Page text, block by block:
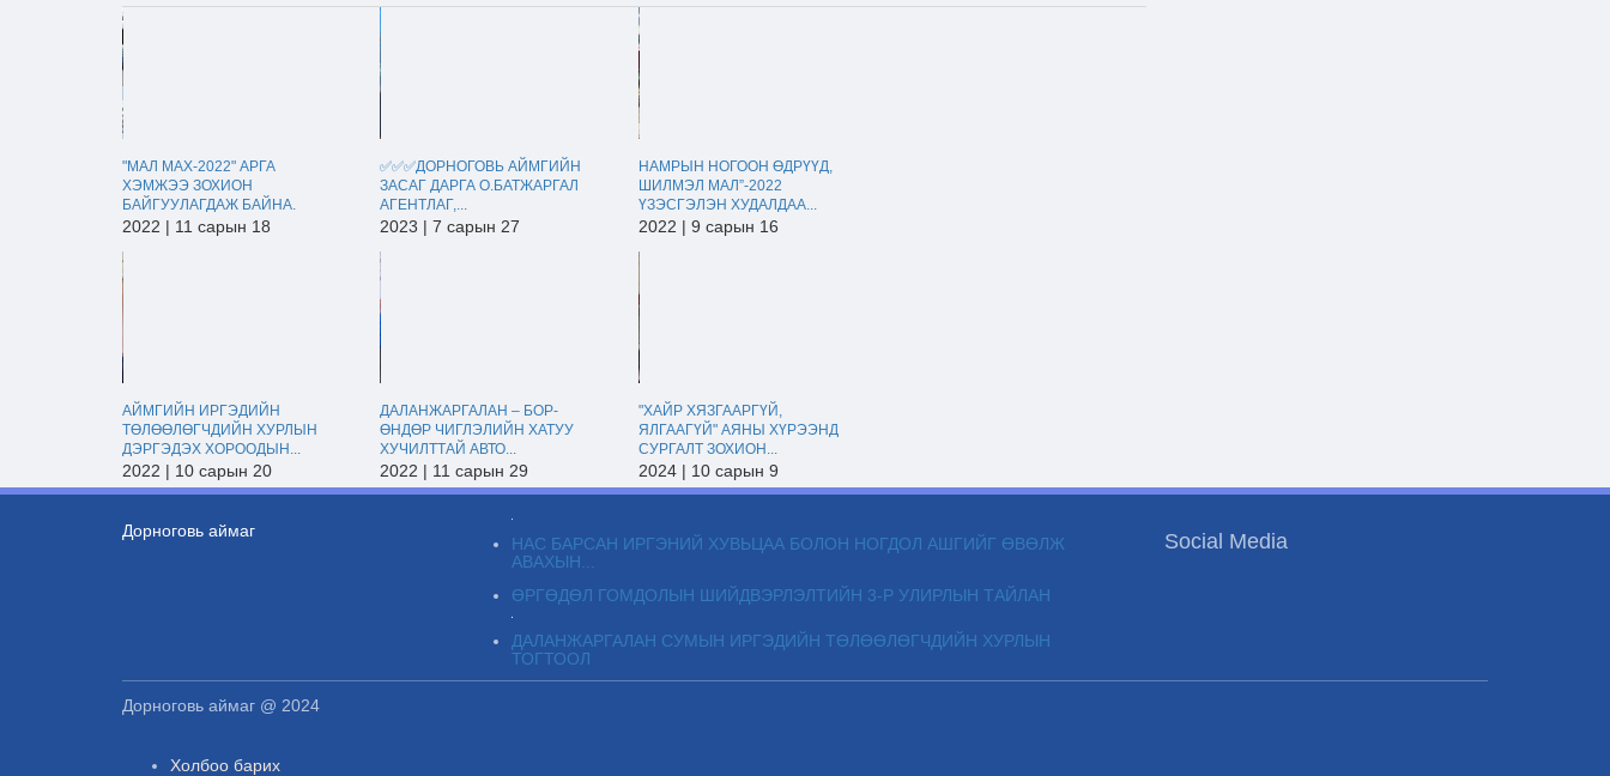
"МАЛ МАХ-2022" АРГА
ХЭМЖЭЭ ЗОХИОН
БАЙГУУЛАГДАЖ БАЙНА.
2022 | 11 сарын 18
✅✅✅ДОРНОГОВЬ АЙМГИЙН
ЗАСАГ ДАРГА О.БАТЖАРГАЛ
АГЕНТЛАГ,...
2023 | 7 сарын 27
НАМРЫН НОГООН ӨДРҮҮД,
ШИЛМЭЛ МАЛ”-2022
ҮЗЭСГЭЛЭН ХУДАЛДАА...
2022 | 9 сарын 16
АЙМГИЙН ИРГЭДИЙН
ТӨЛӨӨЛӨГЧДИЙН ХУРЛЫН
ДЭРГЭДЭХ ХОРООДЫН...
2022 | 10 сарын 20
ДАЛАНЖАРГАЛАН – БОР-
ӨНДӨР ЧИГЛЭЛИЙН ХАТУУ
ХУЧИЛТТАЙ АВТО...
2022 | 11 сарын 29
"ХАЙР ХЯЗГААРГҮЙ,
ЯЛГААГҮЙ" АЯНЫ ХҮРЭЭНД
СУРГАЛТ ЗОХИОН...
2024 | 10 сарын 9
Дорноговь аймаг
НАС БАРСАН ИРГЭНИЙ ХУВЬЦАА БОЛОН НОГДОЛ АШГИЙГ ӨВӨЛЖ
АВАХЫН...
ӨРГӨДӨЛ ГОМДОЛЫН ШИЙДВЭРЛЭЛТИЙН 3-Р УЛИРЛЫН ТАЙЛАН
ДАЛАНЖАРГАЛАН СУМЫН ИРГЭДИЙН ТӨЛӨӨЛӨГЧДИЙН ХУРЛЫН
ТОГТООЛ
Social Media
Дорноговь аймаг @ 2024
Холбоо барих